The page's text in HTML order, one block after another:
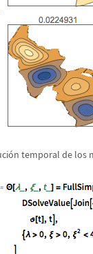
ón temporal de los